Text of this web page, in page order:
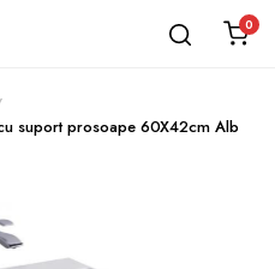
0
suport prosoape 60X42cm Alb